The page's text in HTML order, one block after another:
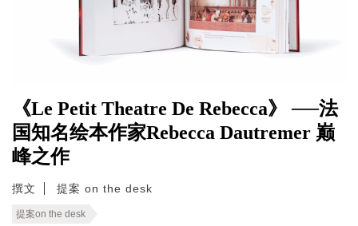
《Le Petit Theatre De Rebecca》 ──法
国知名绘本作家Rebecca Dautremer 巅
峰之作
撰文 提案 on the desk
提案on the desk